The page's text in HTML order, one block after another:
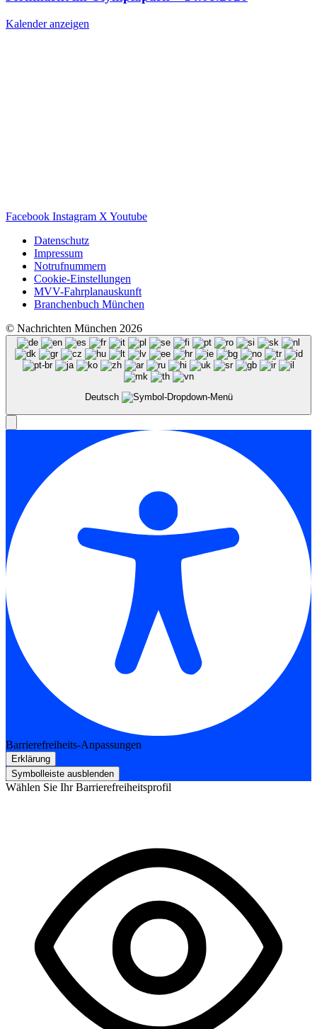
Kalender anzeigen
Facebook Instagram X Youtube
Datenschutz
Impressum
Notrufnummern
Cookie-Einstellungen
MVV-Fahrplanauskunft
Branchenbuch München
© Nachrichten München 2026
Deutsch
Barrierefreiheits-Anpassungen
Erklärung
Symbolleiste ausblenden
Wählen Sie Ihr Barrierefreiheitsprofil